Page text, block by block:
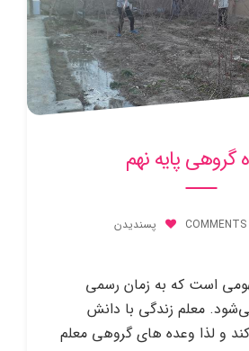
گروهی پایه نهم
پسندیدن
است که به زمان رسمی
معلم زندگی با دانش
و لذا وعده های گروهی معلم